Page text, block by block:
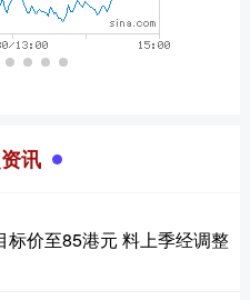
讯
标价至85港元 料上季经调整